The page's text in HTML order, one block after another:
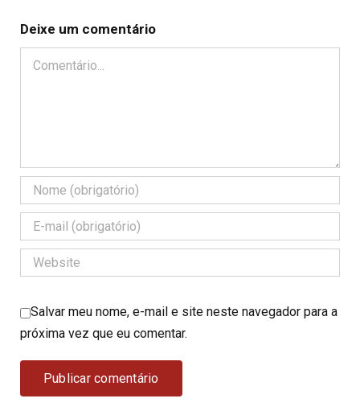
Deixe um comentário
Comentário
Salvar meu nome, e-mail e site neste navegador para a
próxima vez que eu comentar.